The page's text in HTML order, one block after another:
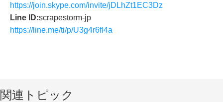
https://join.skype.com/invite/jDLhZt1EC3Dz
Line ID:scrapestorm-jp
https://line.me/ti/p/U3g4r6fI4a
関連トピック